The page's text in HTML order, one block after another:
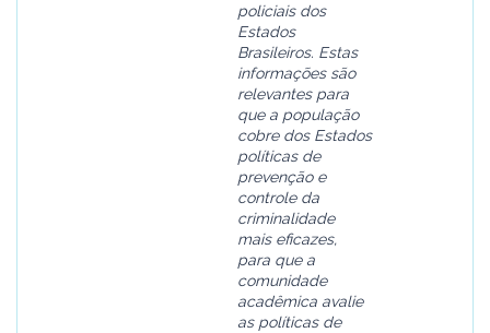
policiais dos
Estados
Brasileiros. Estas
informações são
relevantes para
que a população
cobre dos Estados
políticas de
prevenção e
controle da
criminalidade
mais eficazes,
para que a
comunidade
acadêmica avalie
as políticas de